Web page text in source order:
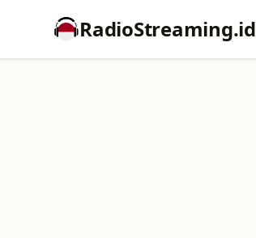
RadioStreaming.id